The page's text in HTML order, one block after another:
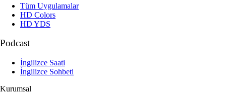
Tüm Uygulamalar
HD Colors
HD YDS
Podcast
İngilizce Saati
İngilizce Sohbeti
Kurumsal